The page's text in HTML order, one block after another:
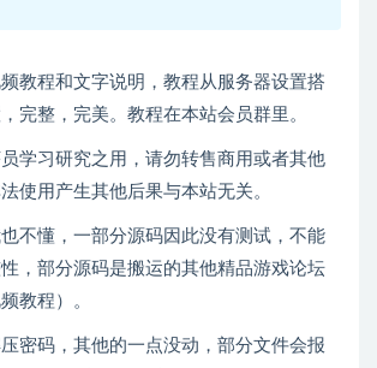
教程和文字说明，教程从服务器设置搭
完整，完美。教程在本站会员群里。
学习研究之用，请勿转售商用或者其他
使用产生其他后果与本站无关。
不懂，一部分源码因此没有测试，不能
，部分源码是搬运的其他精品游戏论坛
教程）。
密码，其他的一点没动，部分文件会报